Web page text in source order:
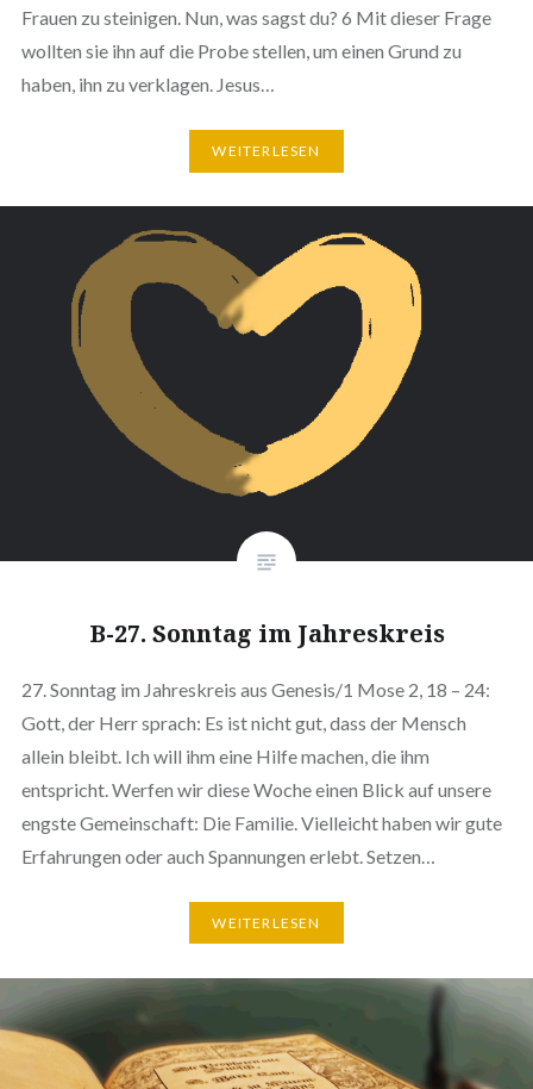
Frauen zu steinigen. Nun, was sagst du? 6 Mit dieser Frage
wollten sie ihn auf die Probe stellen, um einen Grund zu
haben, ihn zu verklagen. Jesus…
WEITERLESEN
B-27. Sonntag im Jahreskreis
27. Sonntag im Jahreskreis aus Genesis/1 Mose 2, 18 – 24:
Gott, der Herr sprach: Es ist nicht gut, dass der Mensch
allein bleibt. Ich will ihm eine Hilfe machen, die ihm
entspricht. Werfen wir diese Woche einen Blick auf unsere
engste Gemeinschaft: Die Familie. Vielleicht haben wir gute
Erfahrungen oder auch Spannungen erlebt. Setzen…
WEITERLESEN